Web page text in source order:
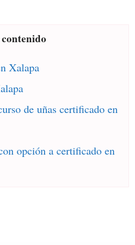
Xalapa
de uñas certificado en
opción a certificado en